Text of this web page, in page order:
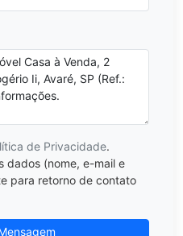
de Privacidade.
dados (nome, e-mail e
para retorno de contato